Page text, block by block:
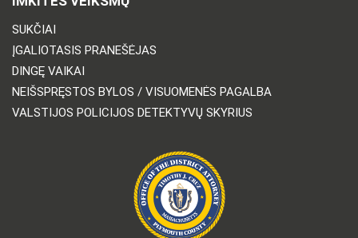
SUKČIAI
ĮGALIOTASIS PRANEŠĖJAS
DINGĘ VAIKAI
NEIŠSPRĘSTOS BYLOS / VISUOMENĖS PAGALBA
VALSTIJOS POLICIJOS DETEKTYVŲ SKYRIUS